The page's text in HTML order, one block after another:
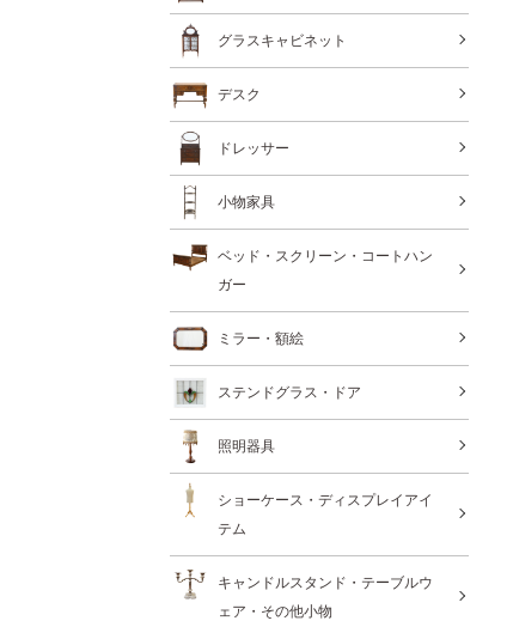
グラスキャビネット
デスク
ドレッサー
小物家具
ベッド・スクリーン・コートハン
ガー
ミラー・額絵
ステンドグラス・ドア
照明器具
ショーケース・ディスプレイアイ
テム
キャンドルスタンド・テーブルウ
ェア・その他小物